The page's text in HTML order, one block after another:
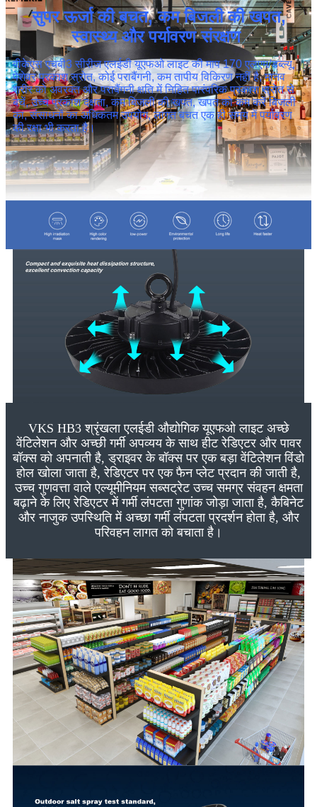
सुपर ऊर्जा की बचत, कम बिजली की खपत,
स्वास्थ्य और पर्यावरण संरक्षण
वीकेएस एचबी3 सीरीज एलईडी यूएफओ लाइट की माप 170 एलएम/डब्ल्यू,
पेशेवर प्रकाश स्रोत, कोई पराबैंगनी, कम तापीय विकिरण नहीं है, मानव
शरीर को अवरक्त और पराबैंगनी क्षति में निहित पारंपरिक प्रकाश स्रोत से
बचें, उच्च प्रकाश दक्षता, कम बिजली की खपत, खपत को कम करें बिजली
का, संसाधनों का अधिकतम उपयोग, लागत बचत एक ही समय में पर्यावरण
की रक्षा भी करता है।
VKS HB3 श्रृंखला एलईडी औद्योगिक यूएफओ लाइट अच्छे
वेंटिलेशन और अच्छी गर्मी अपव्यय के साथ हीट रेडिएटर और पावर
बॉक्स को अपनाती है, ड्राइवर के बॉक्स पर एक बड़ा वेंटिलेशन विंडो
होल खोला जाता है, रेडिएटर पर एक फैन प्लेट प्रदान की जाती है,
उच्च गुणवत्ता वाले एल्यूमीनियम सब्सट्रेट उच्च समग्र संवहन क्षमता
बढ़ाने के लिए रेडिएटर में गर्मी लंपटता गुणांक जोड़ा जाता है, कैबिनेट
और नाजुक उपस्थिति में अच्छा गर्मी लंपटता प्रदर्शन होता है, और
परिवहन लागत को बचाता है।